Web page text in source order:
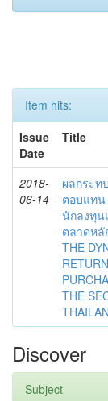
Item hits:
Issue
Date
Title
2018-
06-14
ผลกระท
ตอบแท
นักลงทุน
ตลาดหลั
THE
THE
Discover
Subject